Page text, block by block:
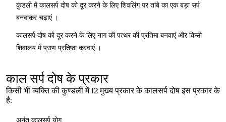
कुंडली में कालसर्प दोष को दूर करने के लिए शिवलिंग पर तांबे का एक बड़ा सर्प
बनवाकर चढ़ाएं ।
कालसर्प दोष को दूर करने के लिए नाग की पत्थर की प्रतिमा बनवाएं और किसी
शिवालय में प्राण प्रतिष्ठा करवाएं ।
काल सर्प दोष के प्रकार
किसी भी व्यक्ति की कुण्डली में 12 मुख्य प्रकार के कालसर्प दोष इस प्रकार के
है:
अनंत कालसर्प योग